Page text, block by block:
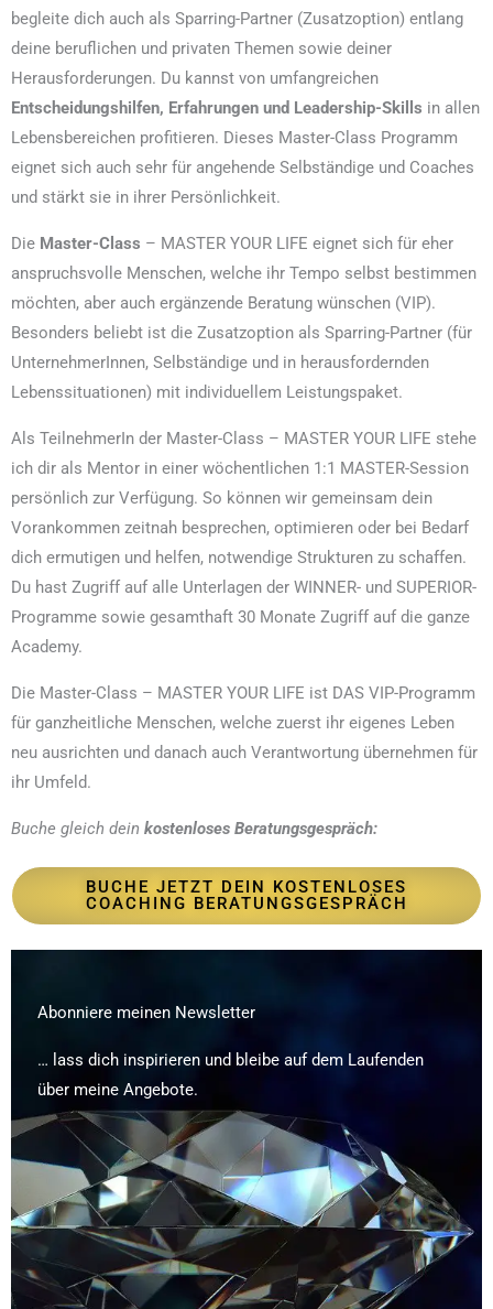
begleite dich auch als Sparring-Partner (Zusatzoption) entlang
deine beruflichen und privaten Themen sowie deiner
Herausforderungen. Du kannst von umfangreichen
Entscheidungshilfen, Erfahrungen und Leadership-Skills in allen
Lebensbereichen profitieren. Dieses Master-Class Programm
eignet sich auch sehr für angehende Selbständige und Coaches
und stärkt sie in ihrer Persönlichkeit.
Die Master-Class – MASTER YOUR LIFE eignet sich für eher
anspruchsvolle Menschen, welche ihr Tempo selbst bestimmen
möchten, aber auch ergänzende Beratung wünschen (VIP).
Besonders beliebt ist die Zusatzoption als Sparring-Partner (für
UnternehmerInnen, Selbständige und in herausfordernden
Lebenssituationen) mit individuellem Leistungspaket.
Als TeilnehmerIn der Master-Class – MASTER YOUR LIFE stehe
ich dir als Mentor in einer wöchentlichen 1:1 MASTER-Session
persönlich zur Verfügung. So können wir gemeinsam dein
Vorankommen zeitnah besprechen, optimieren oder bei Bedarf
dich ermutigen und helfen, notwendige Strukturen zu schaffen.
Du hast Zugriff auf alle Unterlagen der WINNER- und SUPERIOR-
Programme sowie gesamthaft 30 Monate Zugriff auf die ganze
Academy.
Die Master-Class – MASTER YOUR LIFE ist DAS VIP-Programm
für ganzheitliche Menschen, welche zuerst ihr eigenes Leben
neu ausrichten und danach auch Verantwortung übernehmen für
ihr Umfeld.
Buche gleich dein kostenloses Beratungsgespräch:
BUCHE JETZT DEIN KOSTENLOSES
COACHING BERATUNGSGESPRÄCH
Abonniere meinen Newsletter
… lass dich inspirieren und bleibe auf dem Laufenden
über meine Angebote.